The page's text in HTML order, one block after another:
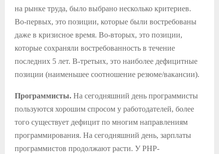
на рынке труда, было выбрано несколько критериев.
Во-первых, это позиции, которые были востребованы
даже в кризисное время. Во-вторых, это позиции,
которые сохраняли востребованность в течение
последних 5 лет. В-третьих, это наиболее дефицитные
позиции (наименьшее соотношение резюме/вакансии).
Программисты. На сегодняшний день программисты
пользуются хорошим спросом у работодателей, более
того существует дефицит по многим направлениям
программирования. На сегодняшний день, зарплаты
программистов продолжают расти. У PHP-